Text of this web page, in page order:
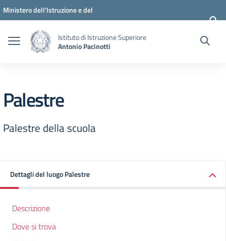
Vai ai contenuti
Vai al menu di navigazione
Vai al footer
Ministero dell'Istruzione e del
Istituto di Istruzione Superiore
Antonio Pacinotti
Palestre
Palestre della scuola
Dettagli del luogo Palestre
Descrizione
Dove si trova